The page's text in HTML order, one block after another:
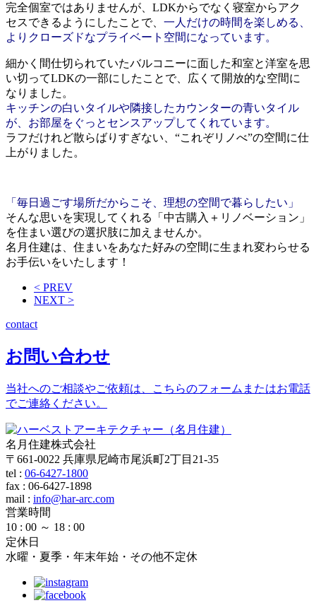
完全個室ではありませんが、LDKからでなく寝室からアク
セスできるようにしたことで、 一人だけの時間を楽しめる、
よりクローズドなプライベート空間になっています。
細かく間仕切られていたバルコニーに面した和室と洋室を思
い切ってLDKの一部にしたことで、広くて開放的な空間に
なりました。
キッチンの白いタイルや隣接したカウンターの青いタイル
が、お部屋をぐっとセンスアップしてくれています。
ラフだけれど散らばりすぎない、“これぞリノべ”の空間に仕
上がりました。
「毎日過ごす場所だからこそ、理想の空間で暮らしたい」
そんな思いを実現してくれる「中古購入＋リノベーション」
を住まい選びの選択肢に加えませんか。
名月住建は、住まいをあなた好みの空間に生まれ変わらせる
お手伝いをいたします！
< PREV
NEXT >
contact
お問い合わせ
当社へのご相談やご依頼は、こちらのフォームまたはお電話
でご連絡ください。
名月住建株式会社
〒661-0022 兵庫県尼崎市尾浜町2丁目21-35
tel : 06-6427-1800
fax : 06-6427-1898
mail : info@har-arc.com
営業時間
10 : 00 ～ 18 : 00
定休日
水曜・夏季・年末年始・その他不定休